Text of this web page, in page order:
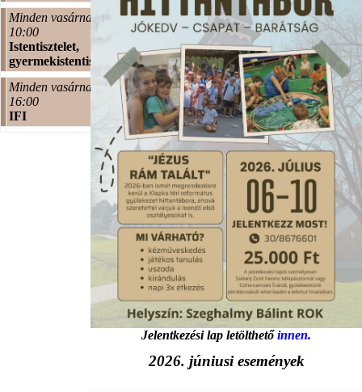
Minden vasárnap
10:00
Istentisztelet,
gyermekistentisztelet
Minden vasárnap
16:00
IFI
Jelentkezési lap letölthetőinnen.
2026. júniusi események